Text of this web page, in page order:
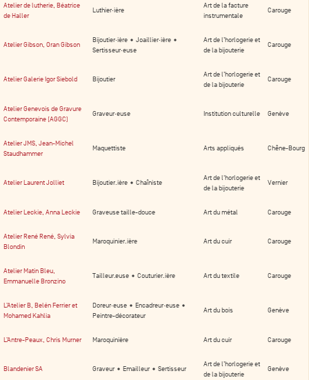
Atelier de lutherie, Béatrice
de Haller
Luthier·ière
Art de la facture
instrumentale
Carouge
Atelier Gibson, Oran Gibson
Bijoutier·ière • Joaillier·ière •
Sertisseur·euse
Art de l’horlogerie et
de la bijouterie
Carouge
Atelier Galerie Igor Siebold Bijoutier
Art de l’horlogerie et
de la bijouterie
Carouge
Atelier Genevois de Gravure
Contemporaine (AGGC)
Graveur·euse Institution culturelle Genève
Atelier JMS, Jean-Michel
Staudhammer
Maquettiste Arts appliqués Chêne-Bourg
Atelier Laurent Jolliet Bijoutier.ière • Chaîniste
Art de l'horlogerie et
de la bijouterie
Vernier
Atelier Leckie, Anna Leckie Graveuse taille-douce Art du métal Carouge
Atelier René René, Sylvia
Blondin
Maroquinier.ière Art du cuir Carouge
Atelier Matin Bleu,
Emmanuelle Bronzino
Tailleur.euse • Couturier.ière Art du textile Carouge
L’Atelier B, Belén Ferrier et
Mohamed Kahlia
Doreur·euse • Encadreur·euse •
Peintre-décorateur
Art du bois Genève
L’Antre-Peaux, Chris Murner Maroquinière Art du cuir Carouge
Blandenier SA Graveur • Emailleur • Sertisseur
Art de l’horlogerie et
de la bijouterie
Genève